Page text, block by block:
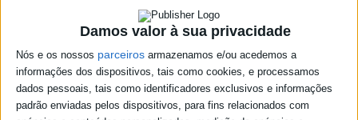
Damos valor à sua privacidade
Nós e os nossos parceiros armazenamos e/ou acedemos a
informações dos dispositivos, tais como cookies, e processamos
dados pessoais, tais como identificadores exclusivos e informações
padrão enviadas pelos dispositivos, para fins relacionados com